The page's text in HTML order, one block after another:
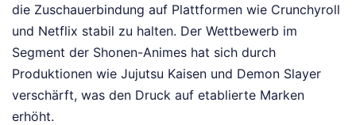
die Zuschauerbindung auf Plattformen wie Crunchyroll
und Netflix stabil zu halten. Der Wettbewerb im
Segment der Shonen-Animes hat sich durch
Produktionen wie Jujutsu Kaisen und Demon Slayer
verschärft, was den Druck auf etablierte Marken
erhöht.